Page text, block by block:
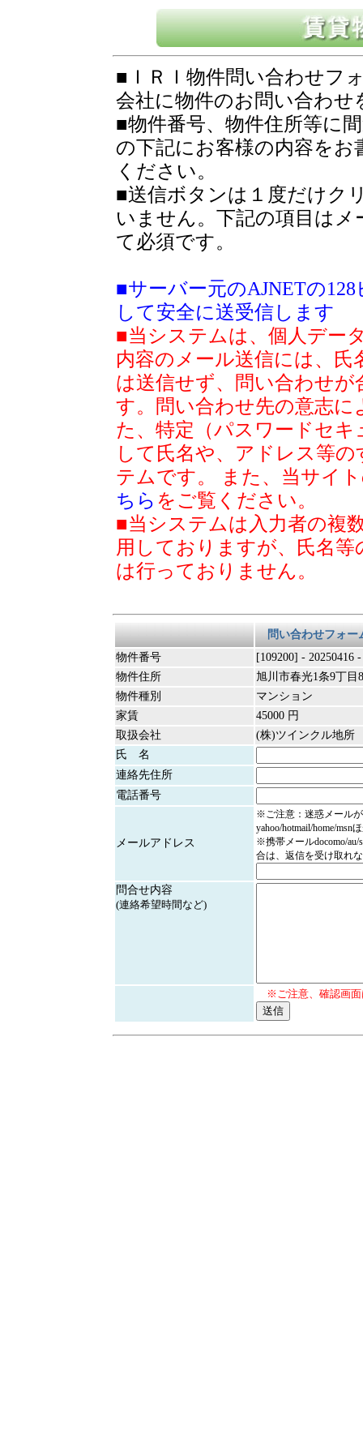
■ＩＲＩ物件問い合わせフ
会社に物件のお問い合わせ
■物件番号、物件住所等に
の下記にお客様の内容を
ください。
■送信ボタンは１度だけク
いません。下記の項目は
て必須です。
■サーバー元のAJNETの
して安全に送受信します
■当システムは、個人デー
内容のメール送信には、
は送信せず、問い合わせ
す。問い合わせ先の意志
た、特定（パスワードセ
して氏名や、アドレス等
テムです。 また、当サイ
ちら をご覧ください。
■当システムは入力者の複
用しておりますが、氏名
は行っておりません。
問い合わせフォー
物件番号
[109200] - 20250416 -
物件住所
旭川市春光1条9丁目
物件種別
マンション
家賃
45000 円
取扱会社
(株)ツインクル地所
氏 名
連絡先住所
電話番号
メールアドレス
※ご注意：迷惑メール
yahoo/hotmail/home/msn
※携帯メールdocomo/au/
合は、返信を受け取れ
問合せ内容
(連絡希望時間など)
※ご注意、確認画面